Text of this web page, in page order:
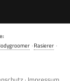
·Rasierer ·